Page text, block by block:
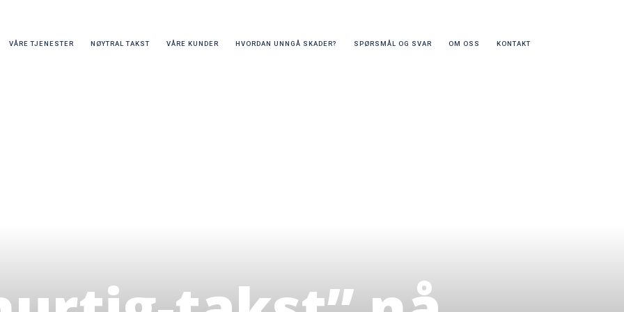
VÅRE TJENESTER NØYTRAL TAKST VÅRE KUNDER HVORDAN UNNGÅ SKADER? SPØRSMÅL OG SVAR OM OSS KONTAKT